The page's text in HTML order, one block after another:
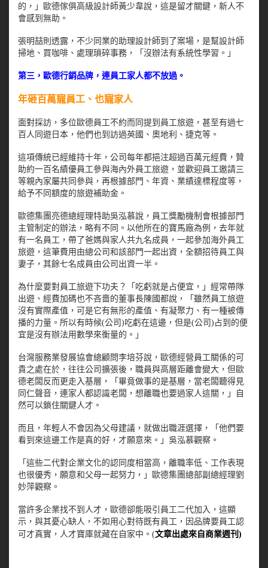
的，」歐德傢俱高級設計師黃少韋說，這是留才關鍵，新人不
會感到無助。
張明喆則透露，不少同業的助理設計師到了案場，是幫設計師
掃地、買咖啡、處理瑣碎事務，「沒辦法有系統性學習。」
第三，歐德行銷品牌，連員工家人都不放過。
年砸百萬寵員工、也寵家人
面對採訪，多位歐德員工不約而同提到員工旅遊，甚至有過七
百人同遊日本，他們也到訪過英國、奧地利、捷克等。
這項傳統已經維持十年，公司每年都挹注超過百萬元經費，贊
助約一百名績優員工參與海內外員工旅遊，並歡迎員工邀請三
等親內家屬共同參與，再根據部門、年資、業績達標程度等，
給予不同額度的旅遊補助金。
歐德集團亮德總經理特助吳泓慕說，員工獎勵機制會根據部門
主管制定的辦法，略有不同。以他所在的寶馬廠為例，去年就
有一名員工，帶了爸媽與家人共九名成員，一起參加海外員工
旅遊，這筆費用由總公司和該部門一起出資，全額招待員工與
妻子，其餘七名成員由公司出資一半。
為什麼要對員工旅遊下功夫？「吃虧就是占便宜，」經常帶隊
出遊、經費加碼也不吝嗇的董事長陳國都說，「雖然員工旅遊
沒有實際產值，可是它有無形的產值、有凝聚力、有一種被傳
播的力量。所以有時候(公司)吃虧在這邊，但是(公司)占到的便
宜是沒有辦法用數學來衡量的。」
台灣服務業發展協會總顧問李培芬說，歐德經營員工關係的可
貴之處在於，往往公司擴張後，職員與高層距離會變大，但歐
德老闆反而更走入基層，「畢竟做事的是基層，當老闆聽得見
同仁聲音，連家人都認識老闆，想離職也要過家人這關，」自
然可以鎖住關鍵人才。
而且，年輕人不會因為父母建議，就做出職涯選擇，「他們要
看到來這邊工作是真的好，才願意來。」吳泓慕觀察。
「這些二代對企業文化的認同度相當高，離職率低、工作表現
也很優秀，願意和父母一起努力，」歐德集團總部副總經理劉
妙萍觀察。
當許多企業找不到人才，歐德卻能吸引員工二代加入，這顯
示，與其憂心缺人，不如用心對待既有員工，因品牌要員工認
可才真實，人才寶庫就藏在自家中。(文章出處來自商業週刊)